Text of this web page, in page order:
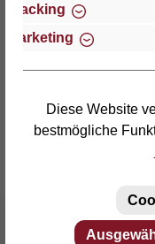
E-Mail:
Tracking
Marketing
Diese Website
bestmögliche